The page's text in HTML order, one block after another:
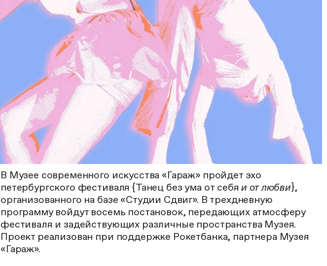
В Музее современного искусства «Гараж» пройдет эхо
петербургского фестиваля {Танец без ума от себяи от любви},
организованного на базе «Студии Сдвиг». В трехдневную
программу войдут восемь постановок, передающих атмосферу
фестиваля и задействующих различные пространства Музея.
Проект реализован при поддержке Рокетбанка, партнера Музея
«Гараж».